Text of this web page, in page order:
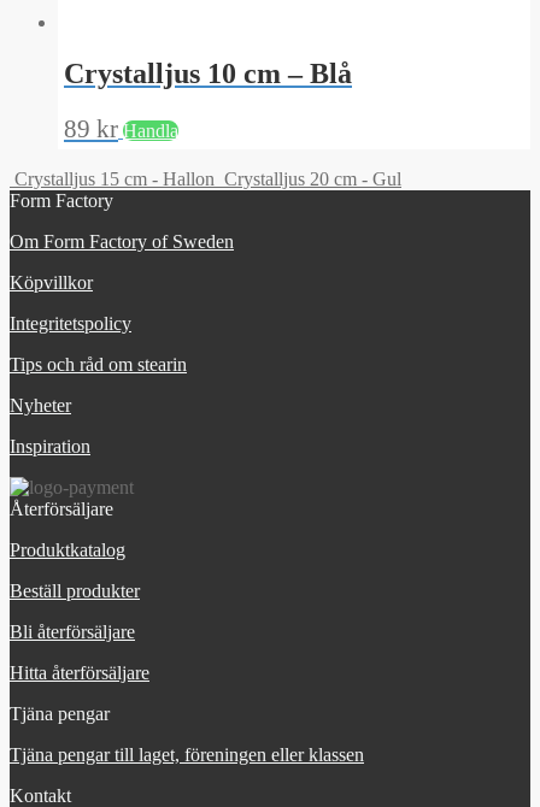
Crystalljus 10 cm – Blå
89 kr Handla
Crystalljus 15 cm - Hallon Crystalljus 20 cm - Gul
Form Factory
Om Form Factory of Sweden
Köpvillkor
Integritetspolicy
Tips och råd om stearin
Nyheter
Inspiration
Återförsäljare
Produktkatalog
Beställ produkter
Bli återförsäljare
Hitta återförsäljare
Tjäna pengar
Tjäna pengar till laget, föreningen eller klassen
Kontakt